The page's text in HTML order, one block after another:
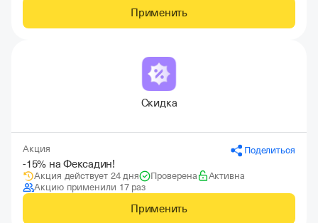
Применить
Скидка
Акция Поделиться
-15% на Фексадин!
Акция действует 24 дня Проверена
Активна
Акцию применили 17 раз
Применить